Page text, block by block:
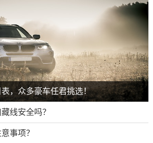
，众多豪车任君挑选！
线安全吗？
事项？